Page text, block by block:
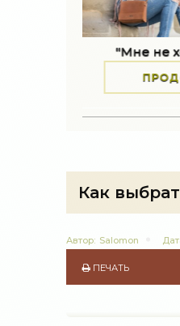
"Мне не хотелось жить" -
Как
Автор: Salomon
ПЕЧАТЬ